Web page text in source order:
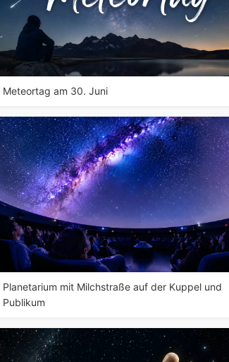
Meteortag am 30. Juni
Planetarium mit Milchstraße auf der Kuppel und
Publikum